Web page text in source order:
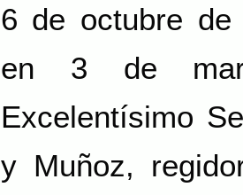
6 de octubre
en 3 de
Excelentísimo
y Muñoz,